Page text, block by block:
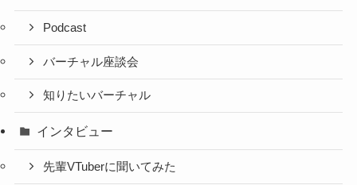
Podcast
バーチャル座談会
知りたいバーチャル
インタビュー
先輩VTuberに聞いてみた